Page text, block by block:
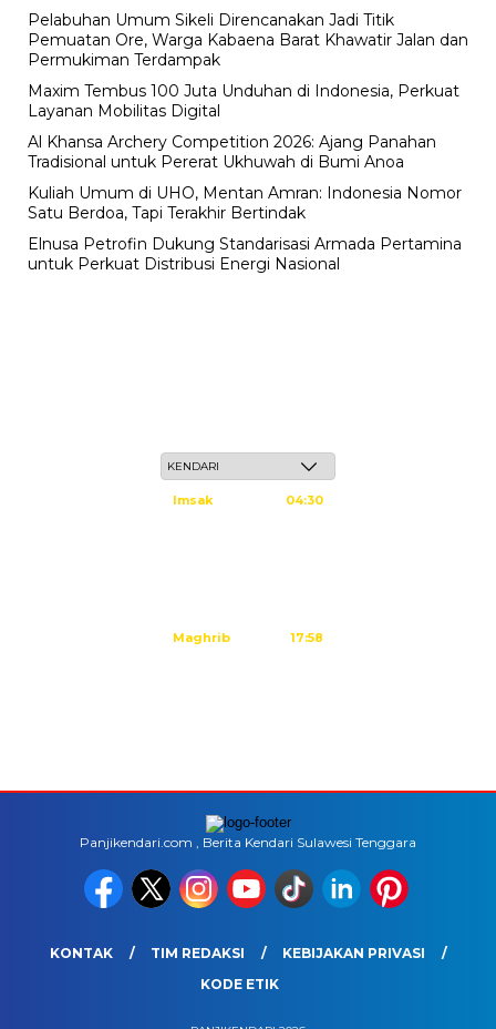
Pelabuhan Umum Sikeli Direncanakan Jadi Titik
Pemuatan Ore, Warga Kabaena Barat Khawatir Jalan dan
Permukiman Terdampak
Maxim Tembus 100 Juta Unduhan di Indonesia, Perkuat
Layanan Mobilitas Digital
Al Khansa Archery Competition 2026: Ajang Panahan
Tradisional untuk Pererat Ukhuwah di Bumi Anoa
Kuliah Umum di UHO, Mentan Amran: Indonesia Nomor
Satu Berdoa, Tapi Terakhir Bertindak
Elnusa Petrofin Dukung Standarisasi Armada Pertamina
untuk Perkuat Distribusi Energi Nasional
Imsak 04:30
Maghrib 17:58
Panjikendari.com , Berita Kendari Sulawesi Tenggara
KONTAK TIM REDAKSI
KEBIJAKAN PRIVASI
KODE ETIK